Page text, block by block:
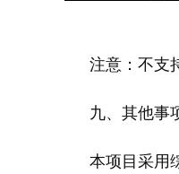
注意： 不支
九、其他事
本项目采用